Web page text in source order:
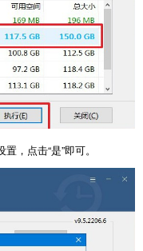
，点击“是”即可。